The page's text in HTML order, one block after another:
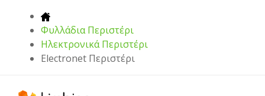
Φυλλάδια Περιστέρι
Hλεκτρονικά Περιστέρι
Electronet Περιστέρι